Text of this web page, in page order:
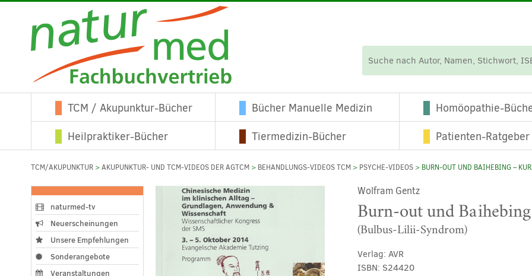
TCM / Akupunktur-Bücher Bücher Manuelle Medizin Homöopathie-
Heilpraktiker-Bücher
Tiermedizin-Bücher Patienten-Ratgeber
TCM/AKUPUNKTUR >AKUPUNKTUR- UND TCM-VIDEOS DER AGTCM > BEHANDLUNGS-VIDEOS TCM > PSYCHE-VIDEOS > BURN-OUT UND BAIHEBING –
Wolfram Gentz
Burn-out und
(Bulbus-Lilii-Syndrom)
Verlag: AVR
ISBN: S24420
naturmed-tv
Neuerscheinungen
Unsere Empfehlungen
Sonderangebote
Veranstaltungen